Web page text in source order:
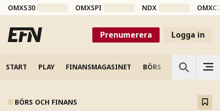
OMXS30 OMXSPI NDX
Prenumerera Logga in
START PLAY FINANSMAGASINET BÖRS VETENSKAP
BÖRS OCH FINANS